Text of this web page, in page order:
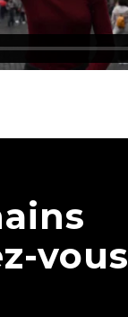
vous